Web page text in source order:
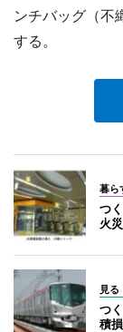
ンチバッグ（不
する。
暮ら
つ
火
見る
つ
積